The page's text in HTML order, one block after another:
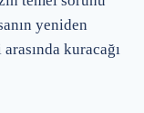
yeniden
kuracağı